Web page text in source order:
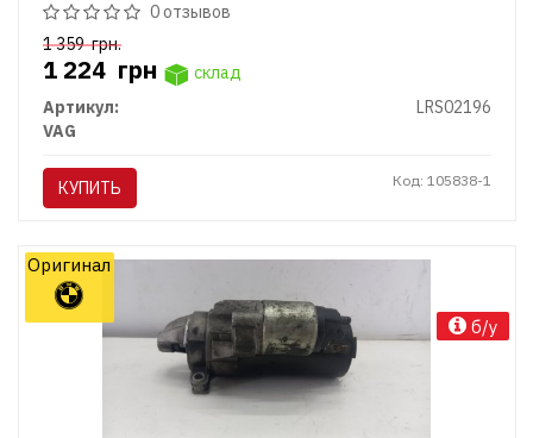
0 отзывов
1 359грн.
1 224 грн
склад
Артикул:
LRS02196
VAG
КУПИТЬ Код: 105838-1
Оригинал
б/у